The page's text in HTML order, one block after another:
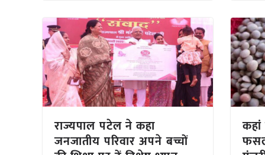
राज्यपाल पटेल ने कहा
जनजातीय परिवार अपने बच्चों